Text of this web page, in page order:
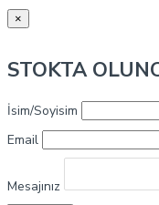
×
STOKTA
İsim/Soyisim
Email
Mesajınız